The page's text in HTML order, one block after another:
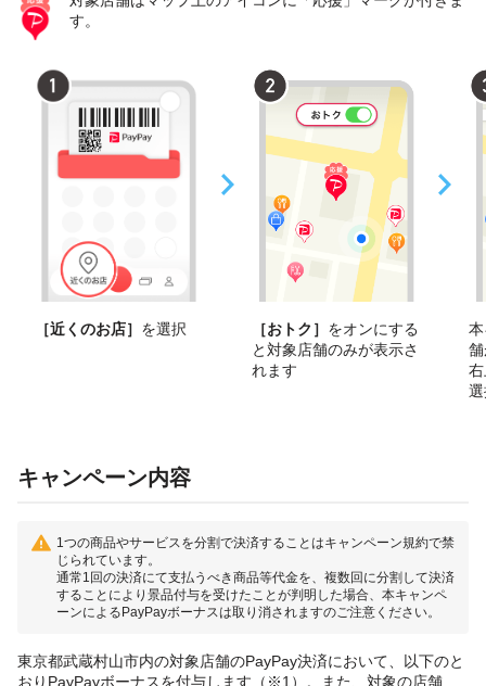
す。
［近くのお店］ を選択 ［おトク］ をオンにする
と対象店舗のみが表示さ
れます
キャンペーン内容
1つの商品やサービスを分割で決済することはキャンペーン規約で禁
じられています。
通常1回の決済にて支払うべき商品等代金を、複数回に分割して決済
することにより景品付与を受けたことが判明した場合、本キャンペ
ーンによるPayPayボーナスは取り消されますのご注意ください。
東京都武蔵村山市内の対象店舗のPayPay決済において、以下のと
おりPayPayボーナスを付与します（※1）。また、対象の店舗